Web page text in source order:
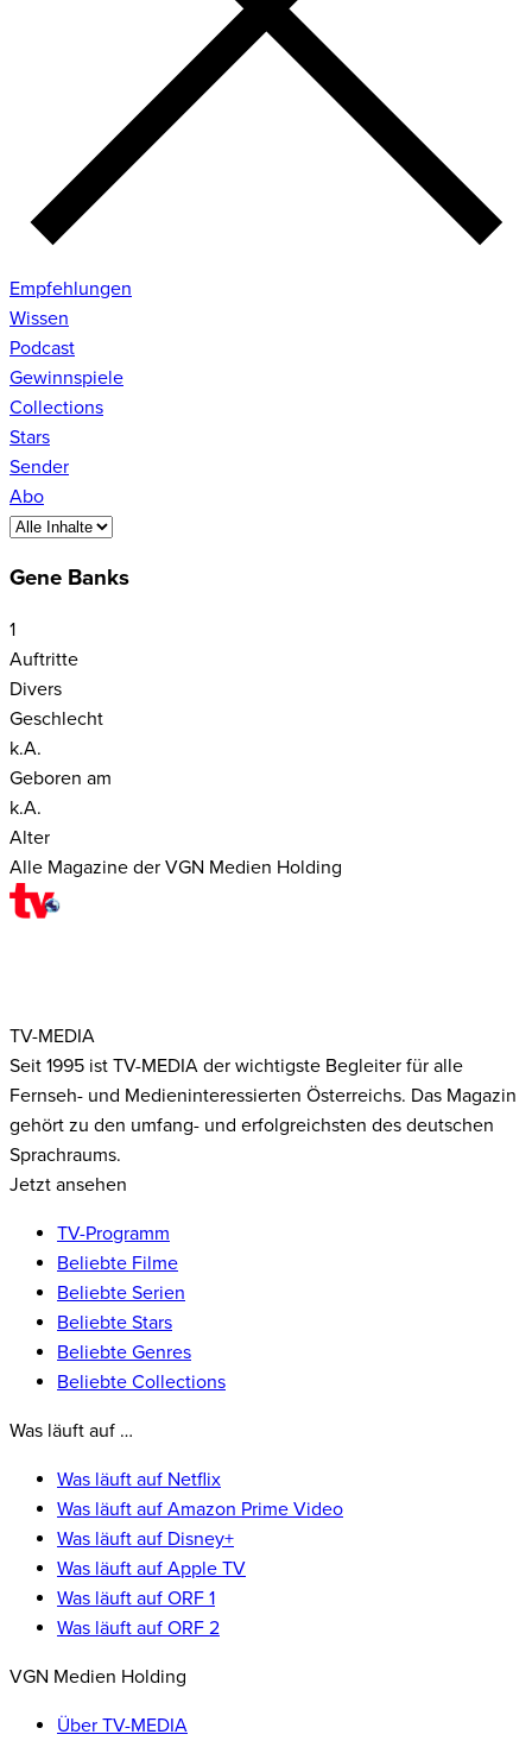
Empfehlungen
Wissen
Podcast
Gewinnspiele
Collections
Stars
Sender
Abo
Gene Banks
1
Auftritte
Divers
Geschlecht
k.A.
Geboren am
k.A.
Alter
Alle Magazine der VGN Medien Holding
TV-MEDIA
Seit 1995 ist TV-MEDIA der wichtigste Begleiter für alle
Fernseh- und Medieninteressierten Österreichs. Das Magazin
gehört zu den umfang- und erfolgreichsten des deutschen
Sprachraums.
Jetzt ansehen
TV-Programm
Beliebte Filme
Beliebte Serien
Beliebte Stars
Beliebte Genres
Beliebte Collections
Was läuft auf …
Was läuft auf Netflix
Was läuft auf Amazon Prime Video
Was läuft auf Disney+
Was läuft auf Apple TV
Was läuft auf ORF 1
Was läuft auf ORF 2
VGN Medien Holding
Über TV-MEDIA